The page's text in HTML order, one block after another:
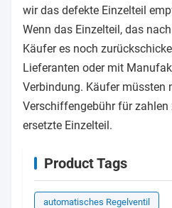
wir das defekte Einzelteil
Wenn das Einzelteil, das
Käufer es noch
Lieferanten oder mit
Verbindung. Käufer müssten
Verschiffengebühr für zahlen
ersetzte Einzelteil.
Product Tags
automatisches Regelventil